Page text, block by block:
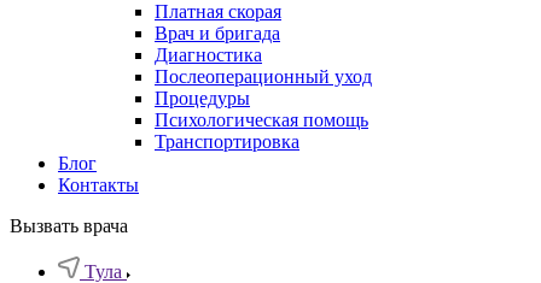
Платная скорая
Врач и бригада
Диагностика
Послеоперационный уход
Процедуры
Психологическая помощь
Транспортировка
Блог
Контакты
Вызвать врача
Тула